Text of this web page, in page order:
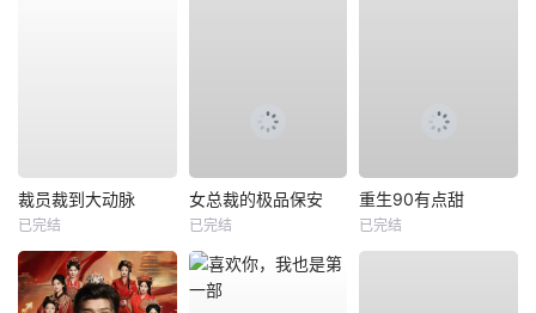
裁员裁到大动脉
已完结
女总裁的极品保安
已完结
重生90有点甜
已完结